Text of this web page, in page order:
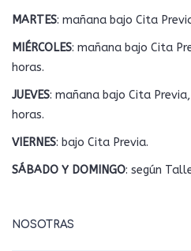
MARTES: mañana bajo Cita
MIÉRCOLES: mañana bajo Cita
horas.
JUEVES: mañana bajo Cita
horas.
VIERNES: bajo Cita Previa.
SÁBADO Y DOMINGO: según
NOSOTRAS